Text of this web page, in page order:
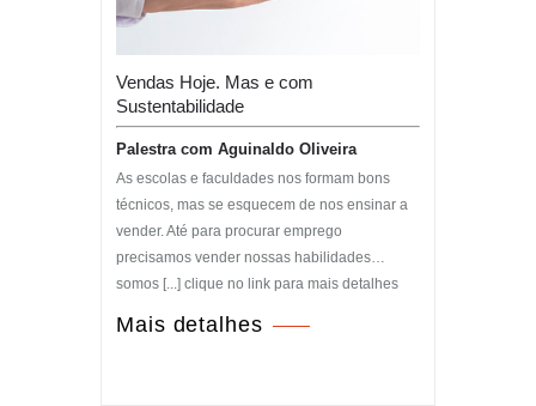
Vendas Hoje. Mas e com
Sustentabilidade
Palestra com Aguinaldo Oliveira
As escolas e faculdades nos formam bons
técnicos, mas se esquecem de nos ensinar a
vender. Até para procurar emprego
precisamos vender nossas habilidades…
somos [...] clique no link para mais detalhes
Mais detalhes